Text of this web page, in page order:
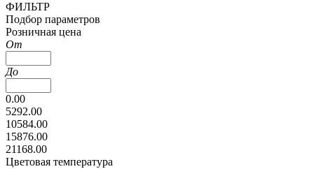
ФИЛЬТР
Подбор параметров
Розничная цена
От
До
0.00
5292.00
10584.00
15876.00
21168.00
Цветовая температура